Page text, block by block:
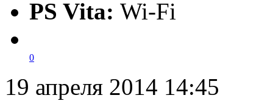
PS Vita: Wi-Fi
0
19 апреля 2014 14:45